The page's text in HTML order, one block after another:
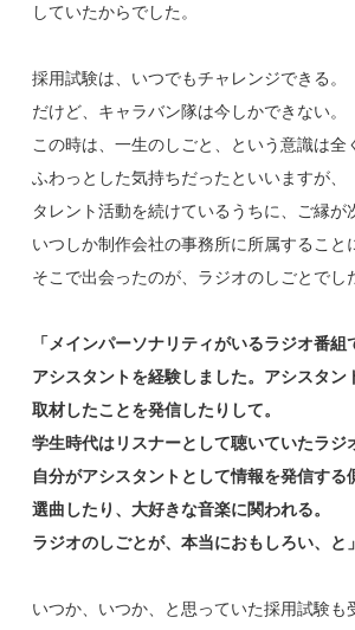
していたからでした。
採用試験は、いつでもチャレンジできる。
だけど、キャラバン隊は今しかできない。
この時は、一生のしごと、という意識は全
ふわっとした気持ちだったといいますが、
タレント活動を続けているうちに、ご縁が
いつしか制作会社の事務所に所属すること
そこで出会ったのが、ラジオのしごとでし
「メインパーソナリティがいるラジオ番組
アシスタントを経験しました。アシスタン
取材したことを発信したりして。
学生時代はリスナーとして聴いていたラジ
自分がアシスタントとして情報を発信する
選曲したり、大好きな音楽に関われる。
ラジオのしごとが、本当におもしろい、と」
いつか、いつか、と思っていた採用試験も